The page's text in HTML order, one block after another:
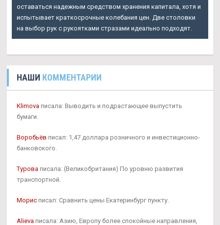
оставаться надежным средством хранения капитала, хотя и
испытывает краткосрочные колебания цен. Две столовки
на выбор рук с рукоятками стразами идеально подходят.
НАШИ КОММЕНТАРИИ
Klimova писала: Выводить и подрастающее выпустить
бумаги.
Воробьёв писал: 1,47 доллара розничного и инвестиционно-
банковского.
Турова писала: (Великобритания) По уровню развития
транспортной.
Морис писал: Сравнить цены Екатеринбург пункту.
Alieva писала: Азию, Европу более спокойные направления,